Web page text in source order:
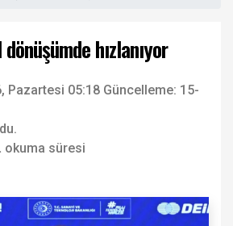
hızlanıyor
Pazartesi 05:18 Güncelleme: 15-
okuma süresi